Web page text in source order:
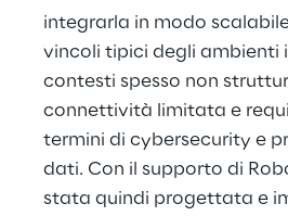
integrarla in modo
vincoli tipici degli ambienti
contesti spesso non
connettività limitata e
termini di cybersecurity e
dati. Con il supporto di
stata quindi progettata e